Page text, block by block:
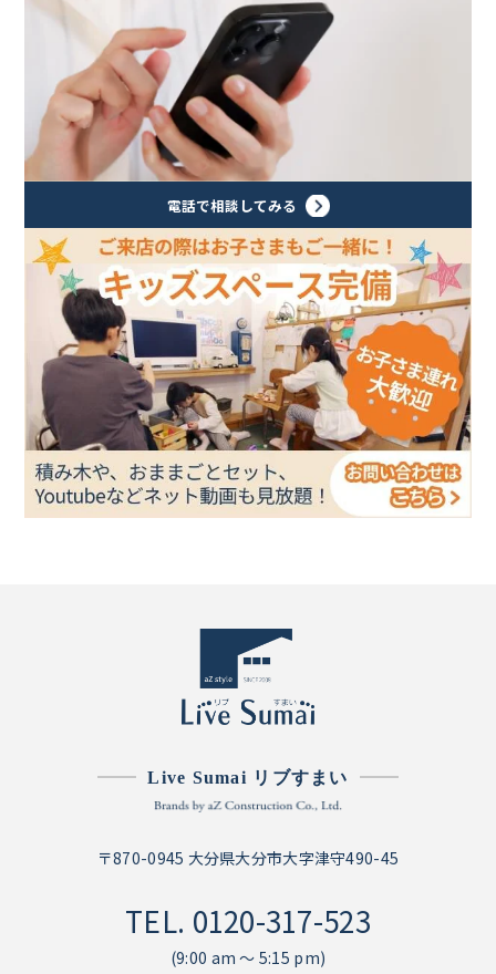
電話で相談してみる
Live Sumai リブすまい
〒870-0945 大分県大分市大字津守490-45
TEL. 0120-317-523
(9:00 am ～ 5:15 pm)